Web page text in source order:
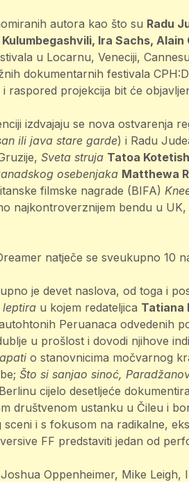
autora kao što su Radu
Ira Sachs, Alain
u Locarnu, Veneciji,
dokumentarnih festivala
projekcija bit će
izdvajaju se nova ostvarenja
ili java stare garde) i Radu
Sveta struja Tatoa
osebenjaka Matthewa
filmske nagrade (BIFA)
najkontroverznijem bendu u
natječe se sveukupno 10
je devet naslova, od toga i
leptira u kojem redateljica Tatiana
Peruanaca odvedenih
u prošlost i dovodi njihove
o stanovnicima močvarnog
Što si sanjao sinoć,
cijelo desetljeće
društvenom ustanku u Čileu i
sceni i s fokusom na radikalne,
FF predstaviti jedan od
Oppenheimer, Mike Leigh,